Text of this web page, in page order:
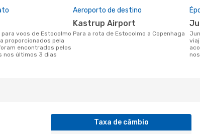
proporcionados pela
encontrados pelos
nos últimos 3 dias
Aeroporto de destino
Kastrup Airport
Para a rota de Estocolmo a Copenhaga
junho é a altura mais concorrida para
Taxa de câmbio